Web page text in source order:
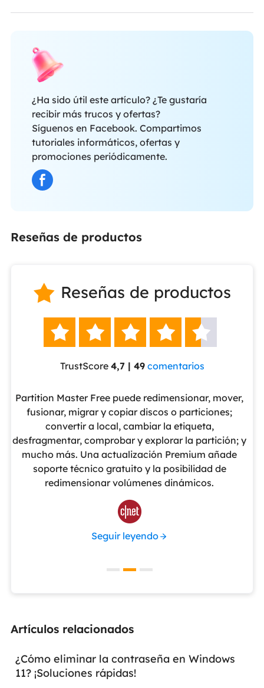
¿Ha sido útil este artículo? ¿Te gustaría
recibir más trucos y ofertas?
Síguenos en Facebook. Compartimos
tutoriales informáticos, ofertas y
promociones periódicamente.
Reseñas de productos
 Reseñas de productos
    
TrustScore 4,7 | 49 comentarios
Partition Master Free puede redimensionar, mover,
fusionar, migrar y copiar discos o particiones;
convertir a local, cambiar la etiqueta,
desfragmentar, comprobar y explorar la partición; y
mucho más. Una actualización Premium añade
soporte técnico gratuito y la posibilidad de
redimensionar volúmenes dinámicos.

Seguir leyendo
Artículos relacionados
¿Cómo eliminar la contraseña en Windows
11? ¡Soluciones rápidas!